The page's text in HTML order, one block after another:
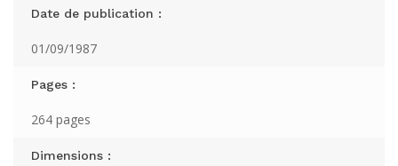
Date de publication :
01/09/1987
Pages :
264 pages
Dimensions :